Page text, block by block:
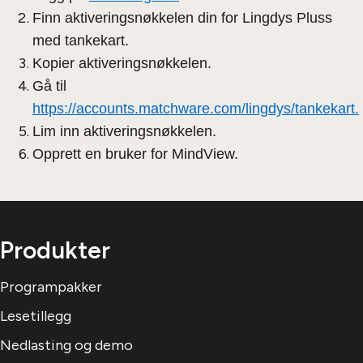
Finn aktiveringsnøkkelen din for Lingdys Pluss
med tankekart.
Kopier aktiveringsnøkkelen.
Gå til
https://accounts.matchware.com/lingdys/tankekart.
Lim inn aktiveringsnøkkelen.
Opprett en bruker for MindView.
Produkter
Programpakker
Lesetillegg
Nedlasting og demo